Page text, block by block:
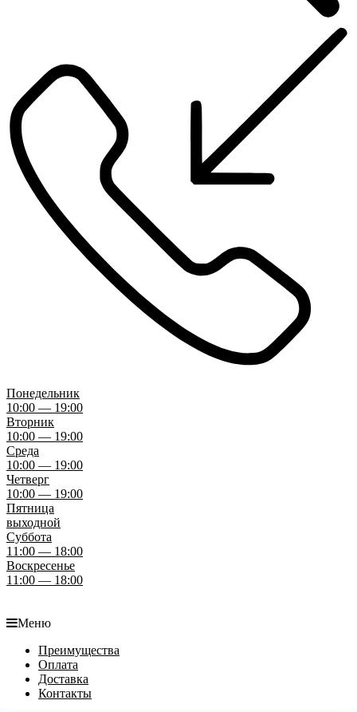
Понедельник
10:00 — 19:00
Вторник
10:00 — 19:00
Среда
10:00 — 19:00
Четверг
10:00 — 19:00
Пятница
выходной
Суббота
11:00 — 18:00
Воскресенье
11:00 — 18:00
Меню
Преимущества
Оплата
Доставка
Контакты